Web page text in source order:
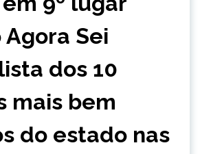
Sei
dos 10
mais bem
do estado nas